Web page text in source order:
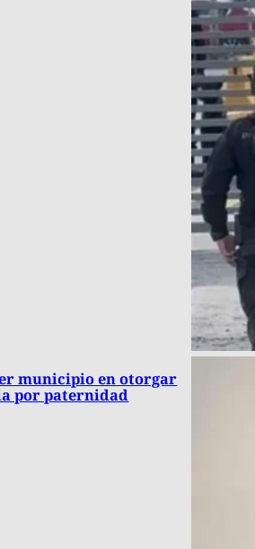
municipio en otorgar
por paternidad